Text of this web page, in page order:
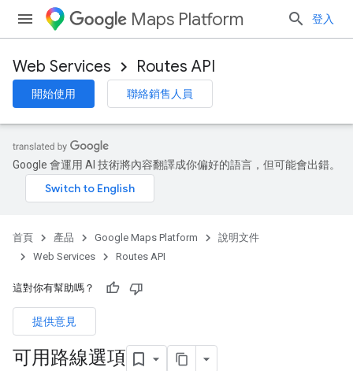
Maps Platform 登入
Web Services Routes API
開始使用 聯絡銷售人員
Google 會運用 AI 技術將內容翻譯成你偏好的語言，但可能會出錯。
首頁 產品 Google Maps Platform
說明文件
Web Services
Routes API
這對你有幫助嗎？
提供意見
可用路線選項